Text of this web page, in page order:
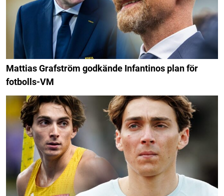
Mattias Grafström godkände Infantinos plan för
fotbolls-VM